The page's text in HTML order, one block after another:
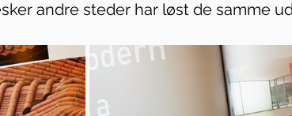
andre steder har løst de samme